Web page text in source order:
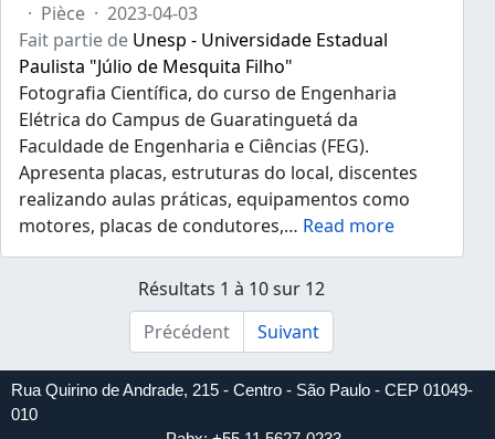
· Pièce · 2023-04-03
Fait partie de Unesp - Universidade Estadual
Paulista "Júlio de Mesquita Filho"
Fotografia Científica, do curso de Engenharia
Elétrica do Campus de Guaratinguetá da
Faculdade de Engenharia e Ciências (FEG).
Apresenta placas, estruturas do local, discentes
realizando aulas práticas, equipamentos como
motores, placas de condutores,… Read more
Résultats 1 à 10 sur 12
Précédent
Suivant
Rua Quirino de Andrade, 215 - Centro - São Paulo - CEP 01049-
010